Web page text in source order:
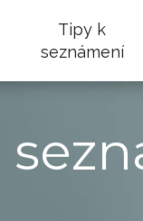
Tipy k
seznámení